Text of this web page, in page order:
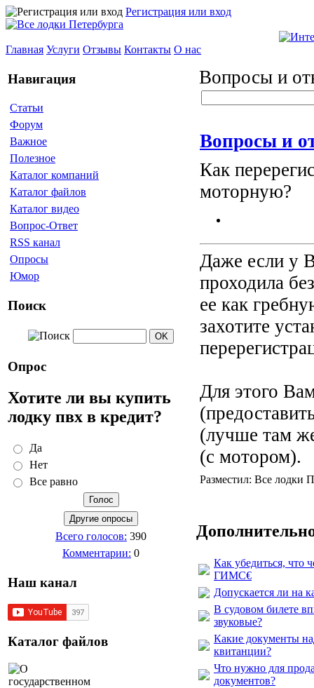
Регистрация или вход
Главная Услуги Отзывы Контакты О нас
Навигация
Статьи
Форум
Важное
Полезное
Каталог компаний
Каталог файлов
Каталог видео
Вопрос-Ответ
RSS канал
Опросы
Юмор
Поиск
Опрос
Хотите ли вы купить
лодку пвх в кредит?
Да
Нет
Все равно
Всего голосов: 390
Комментарии: 0
Наш канал
Каталог файлов
Вопросы и
Вопросы и
Как
моторную?
Даже если у
проходила
ее как
захотите
Для этого
(лучше там
(с мотором).
Разместил: Все лодки
Как убедиться, что
ГИМС€
Допускается ли на
В судовом билете
звуковые?
Какие документы
квитанции?
Что нужно для
документов?